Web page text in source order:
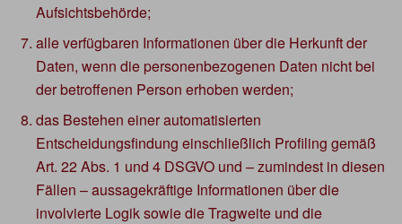
Aufsichtsbehörde;
alle verfügbaren Informationen über die Herkunft der
Daten, wenn die personenbezogenen Daten nicht bei
der betroffenen Person erhoben werden;
das Bestehen einer automatisierten
Entscheidungsfindung einschließlich Profiling gemäß
Art. 22 Abs. 1 und 4 DSGVO und – zumindest in diesen
Fällen – aussagekräftige Informationen über die
involvierte Logik sowie die Tragweite und die